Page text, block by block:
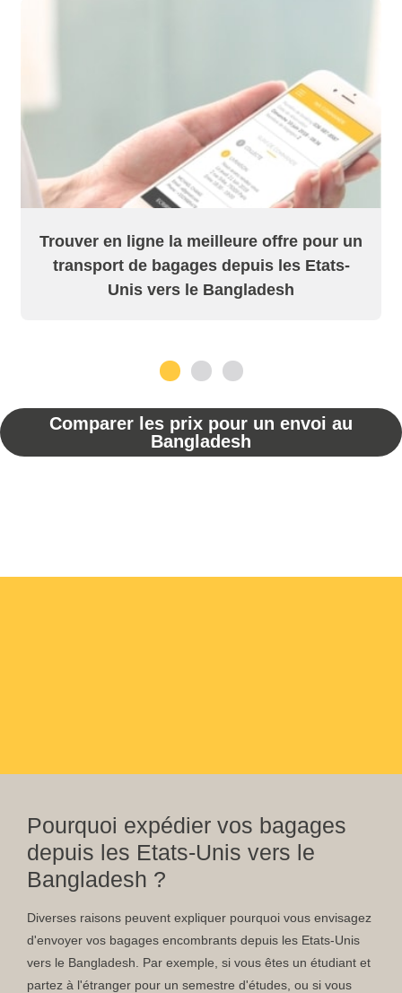
Trouver en ligne la meilleure offre pour un
transport de bagages depuis les Etats-
Unis vers le Bangladesh
Comparer les prix pour un envoi au
Bangladesh
Pourquoi expédier vos bagages
depuis les Etats-Unis vers le
Bangladesh ?
Diverses raisons peuvent expliquer pourquoi vous envisagez
d'envoyer vos bagages encombrants depuis les Etats-Unis
vers le Bangladesh. Par exemple, si vous êtes un étudiant et
partez à l'étranger pour un semestre d'études, ou si vous